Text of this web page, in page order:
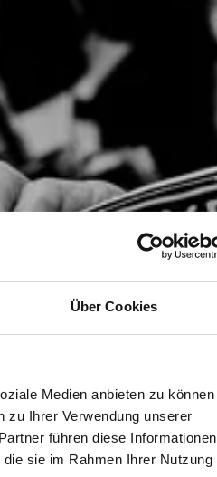
Über Cookies
Medien anbieten zu können
zu Ihrer Verwendung unserer
führen diese Informationen
sie im Rahmen Ihrer Nutzung